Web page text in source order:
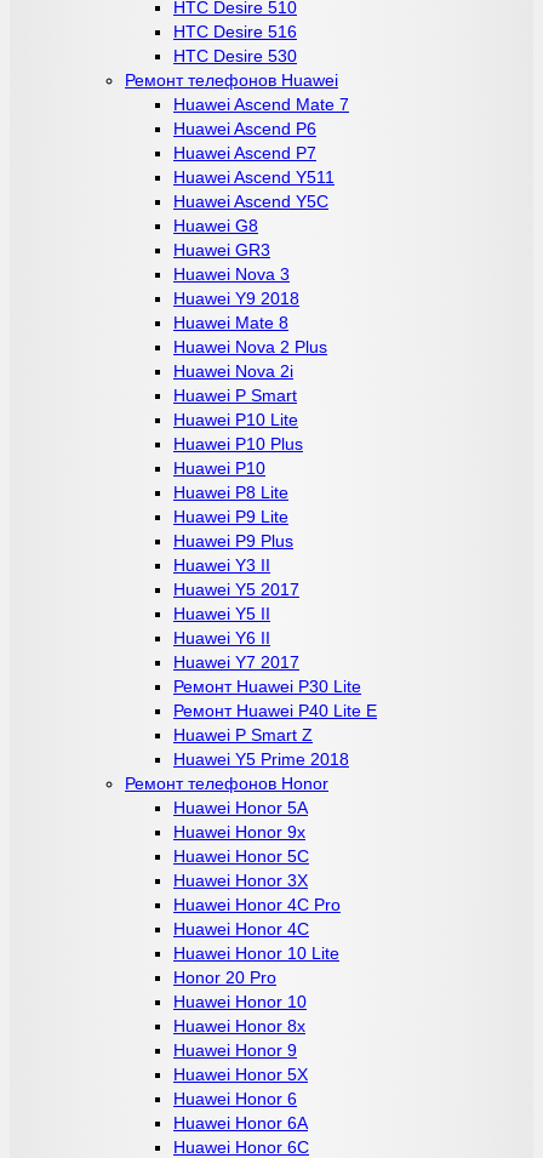
HTC Desire 510
HTC Desire 516
HTC Desire 530
Ремонт телефонов Huawei
Huawei Ascend Mate 7
Huawei Ascend P6
Huawei Ascend P7
Huawei Ascend Y511
Huawei Ascend Y5C
Huawei G8
Huawei GR3
Huawei Nova 3
Huawei Y9 2018
Huawei Mate 8
Huawei Nova 2 Plus
Huawei Nova 2i
Huawei P Smart
Huawei P10 Lite
Huawei P10 Plus
Huawei P10
Huawei P8 Lite
Huawei P9 Lite
Huawei P9 Plus
Huawei Y3 II
Huawei Y5 2017
Huawei Y5 II
Huawei Y6 II
Huawei Y7 2017
Ремонт Huawei P30 Lite
Ремонт Huawei P40 Lite E
Huawei P Smart Z
Huawei Y5 Prime 2018
Ремонт телефонов Honor
Huawei Honor 5A
Huawei Honor 9x
Huawei Honor 5C
Huawei Honor 3X
Huawei Honor 4C Pro
Huawei Honor 4C
Huawei Honor 10 Lite
Honor 20 Pro
Huawei Honor 10
Huawei Honor 8x
Huawei Honor 9
Huawei Honor 5X
Huawei Honor 6
Huawei Honor 6A
Huawei Honor 6C